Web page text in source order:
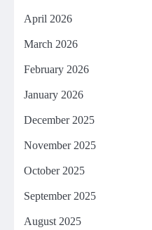
April 2026
March 2026
February 2026
January 2026
December 2025
November 2025
October 2025
September 2025
August 2025